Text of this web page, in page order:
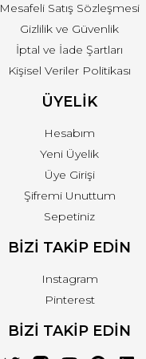
Mesafeli Satış Sözleşmesi
Gizlilik ve Güvenlik
İptal ve İade Şartları
Kişisel Veriler Politikası
ÜYELİK
Hesabım
Yeni Üyelik
Üye Girişi
Şifremi Unuttum
Sepetiniz
BİZİ TAKİP EDİN
Instagram
Pinterest
BİZİ TAKİP EDİN